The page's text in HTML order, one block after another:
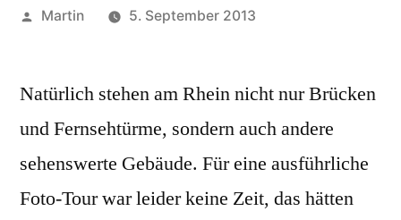
Veröffentlicht
Martin 5. September 2013
Natürlich stehen am Rhein nicht nur Brücken
und Fernsehtürme, sondern auch andere
sehenswerte Gebäude. Für eine ausführliche
Foto-Tour war leider keine Zeit, das hätten